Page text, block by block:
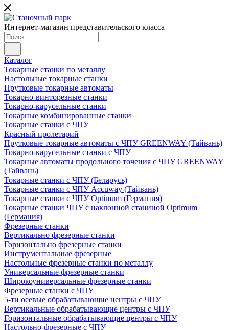
Интернет-магазин представительского класса
Каталог
Токарные станки по металлу
Настольные токарные станки
Прутковые токарные автоматы
Токарно-винторезные станки
Токарно-карусельные станки
Токарные комбинированные станки
Токарные станки с ЧПУ
Красный пролетарий
Прутковые токарные автоматы с ЧПУ GREENWAY (Тайвань)
Токарно-карусельные станки с ЧПУ
Токарные автоматы продольного точения с ЧПУ GREENWAY
(Тайвань)
Токарные станки с ЧПУ (Беларусь)
Токарные станки с ЧПУ Accuway (Тайвань)
Токарные станки с ЧПУ Optimum (Германия)
Токарные станки ЧПУ с наклонной станиной Optimum
(Германия)
Фрезерные станки
Вертикально фрезерные станки
Горизонтально фрезерные станки
Инструментальные фрезерные
Настольные фрезерные станки по металлу
Универсальные фрезерные станки
Широкоуниверсальные фрезерные станки
Фрезерные станки с ЧПУ
5-ти осевые обрабатывающие центры с ЧПУ
Вертикальные обрабатывающие центры с ЧПУ
Горизонтальные обрабатывающие центры с ЧПУ
Настольно-фрезерные с ЧПУ